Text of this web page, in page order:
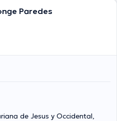
Paredes
de Jesus y Occidental,